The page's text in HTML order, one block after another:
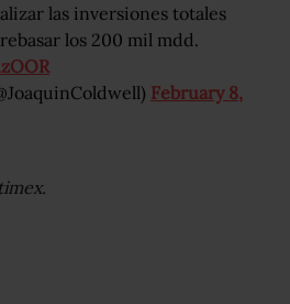
las inversiones totales
los 200 mil mdd.
February 8,